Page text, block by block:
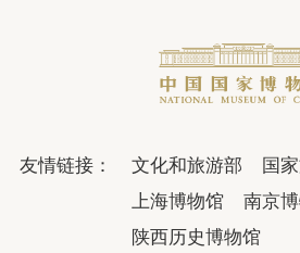
友情链接： 文化和旅游部 国
上海博物馆
南京
陕西历史博物馆